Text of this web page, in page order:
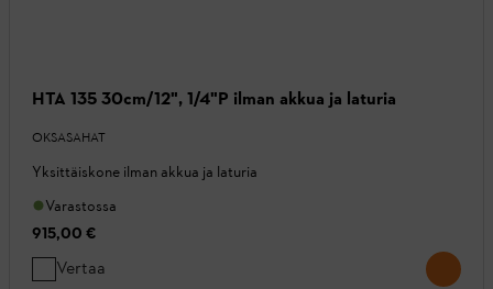
HTA 135 30cm/12", 1/4"P ilman akkua ja laturia
OKSASAHAT
Yksittäiskone ilman akkua ja laturia
Varastossa
915,00 €
Vertaa